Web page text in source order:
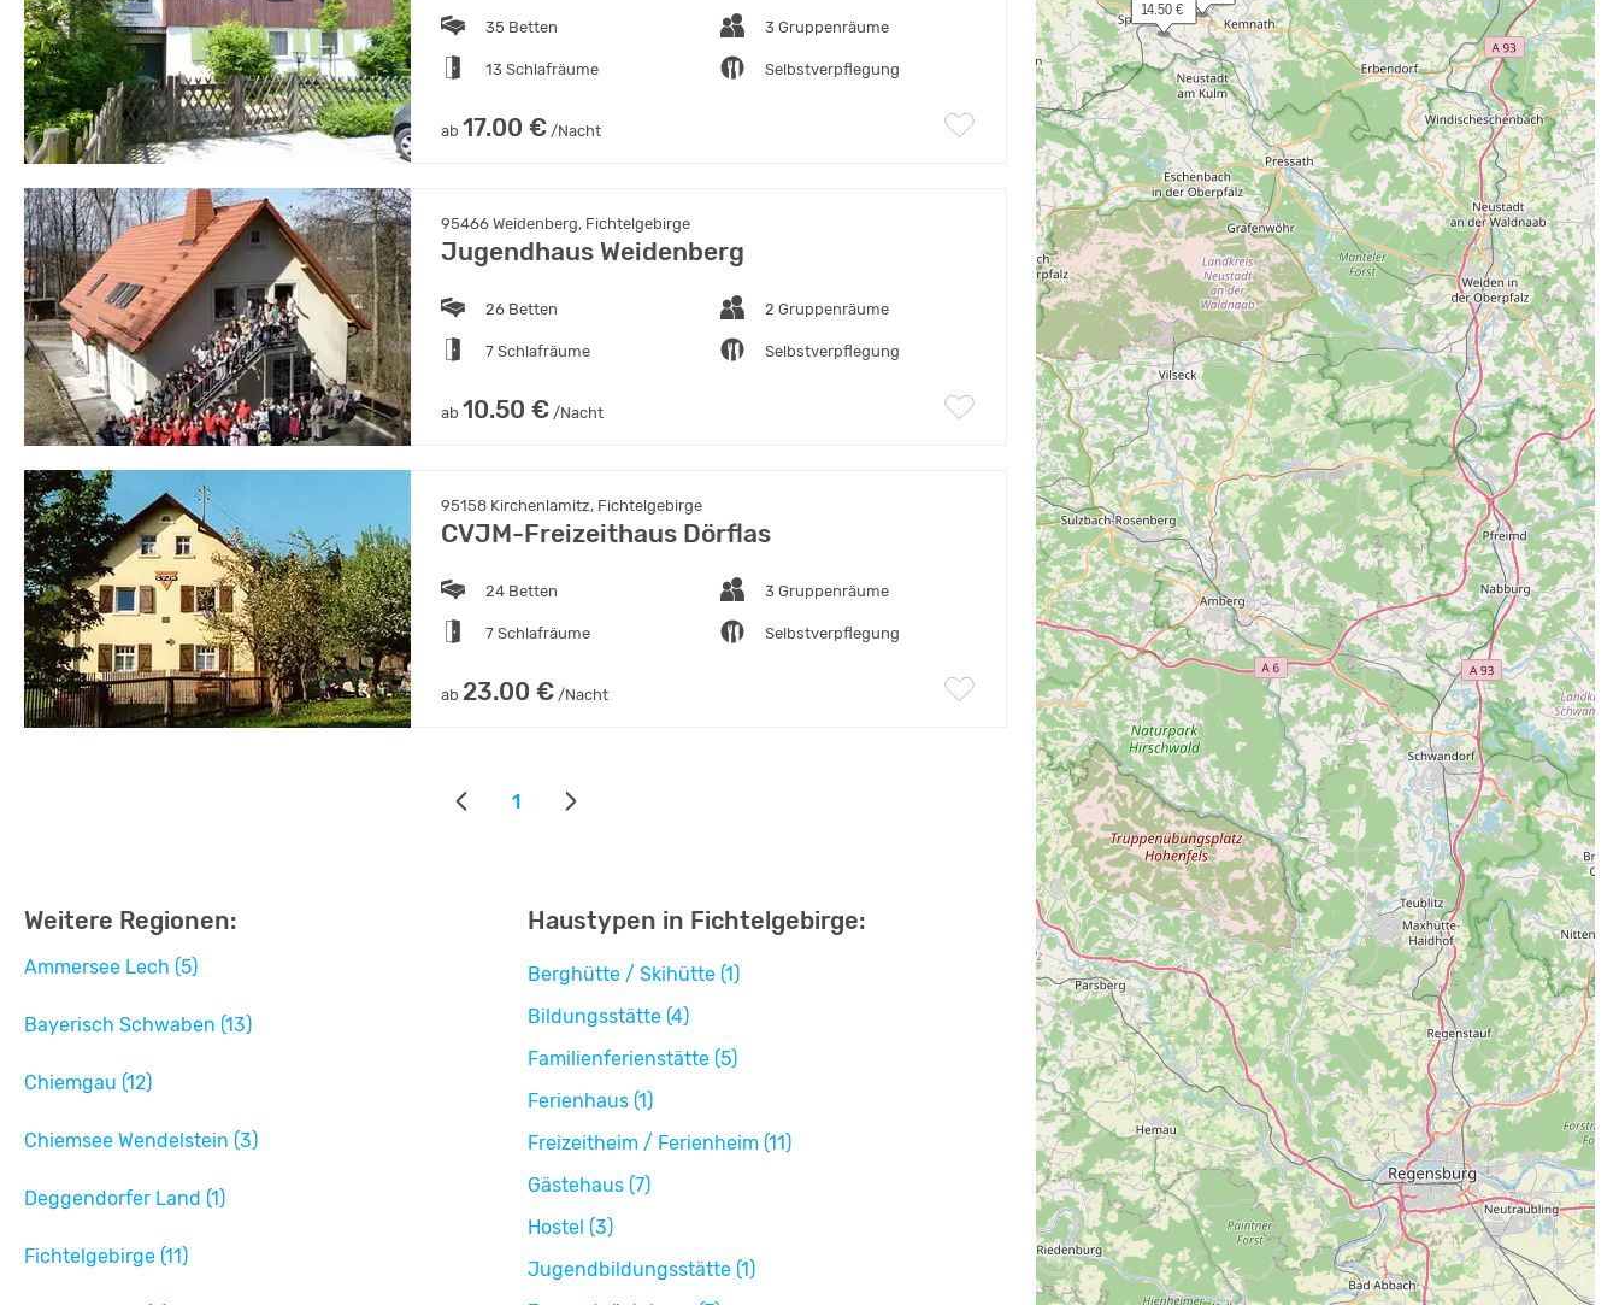
35 Betten 3 Gruppenräume
13 Schlafräume Selbstverpflegung
ab 17.00 € /Nacht
95466 Weidenberg, Fichtelgebirge
Jugendhaus Weidenberg
26 Betten 2 Gruppenräume
7 Schlafräume Selbstverpflegung
ab 10.50 € /Nacht
95158 Kirchenlamitz, Fichtelgebirge
CVJM-Freizeithaus Dörflas
24 Betten 3 Gruppenräume
7 Schlafräume Selbstverpflegung
ab 23.00 € /Nacht
1
Weitere Regionen:
Ammersee Lech (5)
Bayerisch Schwaben (13)
Chiemgau (12)
Chiemsee Wendelstein (3)
Deggendorfer Land (1)
Fichtelgebirge (11)
Haustypen in Fichtelgebirge:
Berghütte / Skihütte (1)
Bildungsstätte (4)
Familienferienstätte (5)
Ferienhaus (1)
Freizeitheim / Ferienheim (11)
Gästehaus (7)
Hostel (3)
Jugendbildungsstätte (1)
14.50 €